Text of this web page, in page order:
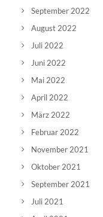
September 2022
August 2022
Juli 2022
Juni 2022
Mai 2022
April 2022
März 2022
Februar 2022
November 2021
Oktober 2021
September 2021
Juli 2021